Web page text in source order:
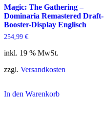
Magic: The Gathering –
Dominaria Remastered Draft-
Booster-Display Englisch
254,99 €
inkl. 19 % MwSt.
zzgl. Versandkosten
In den Warenkorb